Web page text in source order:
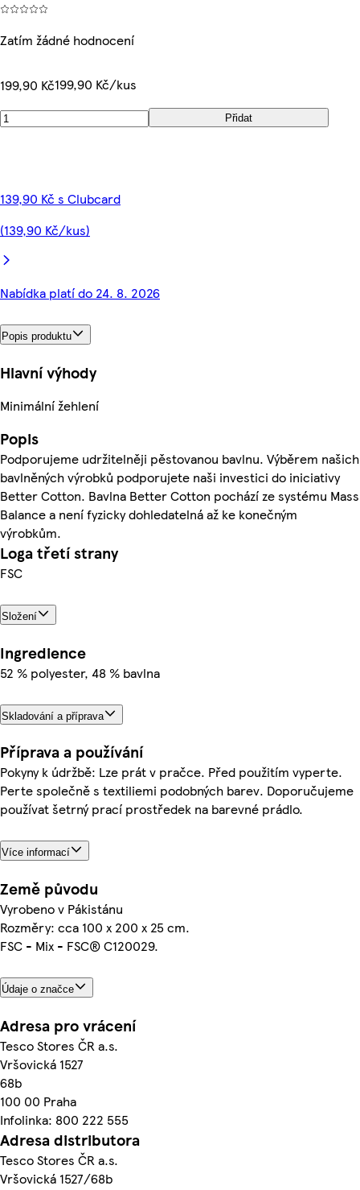
Zatím žádné hodnocení
199,90 Kč199,90 Kč/kus
Přidat
139,90 Kč s Clubcard
(139,90 Kč/kus)
Nabídka platí do 24. 8. 2026
Popis produktu
Hlavní výhody
Minimální žehlení
Popis
Podporujeme udržitelněji pěstovanou bavlnu. Výběrem našich
bavlněných výrobků podporujete naši investici do iniciativy
Better Cotton. Bavlna Better Cotton pochází ze systému Mass
Balance a není fyzicky dohledatelná až ke konečným
výrobkům.
Loga třetí strany
FSC
Složení
Ingredience
52 % polyester, 48 % bavlna
Skladování a příprava
Příprava a používání
Pokyny k údržbě: Lze prát v pračce. Před použitím vyperte.
Perte společně s textiliemi podobných barev. Doporučujeme
používat šetrný prací prostředek na barevné prádlo.
Více informací
Země původu
Vyrobeno v Pákistánu
Rozměry: cca 100 x 200 x 25 cm.
FSC - Mix - FSC® C120029.
Údaje o značce
Adresa pro vrácení
Tesco Stores ČR a.s.
Vršovická 1527
68b
100 00 Praha
Infolinka: 800 222 555
Adresa distributora
Tesco Stores ČR a.s.
Vršovická 1527/68b